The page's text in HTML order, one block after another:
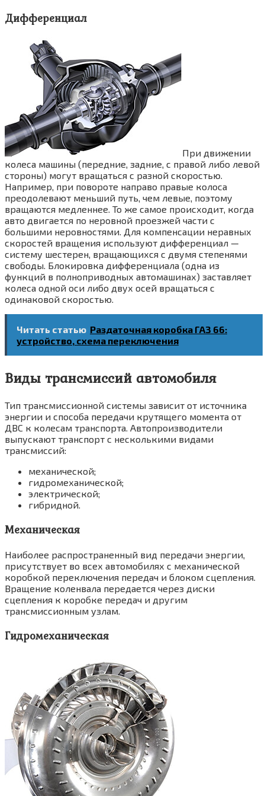
Дифференциал
При движении
колеса машины (передние, задние, с правой либо левой
стороны) могут вращаться с разной скоростью.
Например, при повороте направо правые колоса
преодолевают меньший путь, чем левые, поэтому
вращаются медленнее. То же самое происходит, когда
авто двигается по неровной проезжей части с
большими неровностями. Для компенсации неравных
скоростей вращения используют дифференциал —
систему шестерен, вращающихся с двумя степенями
свободы. Блокировка дифференциала (одна из
функций в полноприводных автомашинах) заставляет
колеса одной оси либо двух осей вращаться с
одинаковой скоростью.
Читать статью Раздаточная коробка ГАЗ 66:
устройство, схема переключения
Виды трансмиссий автомобиля
Тип трансмиссионной системы зависит от источника
энергии и способа передачи крутящего момента от
ДВС к колесам транспорта. Автопроизводители
выпускают транспорт с несколькими видами
трансмиссий:
механической;
гидромеханической;
электрической;
гибридной.
Механическая
Наиболее распространенный вид передачи энергии,
присутствует во всех автомобилях с механической
коробкой переключения передач и блоком сцепления.
Вращение коленвала передается через диски
сцепления к коробке передач и другим
трансмиссионным узлам.
Гидромеханическая